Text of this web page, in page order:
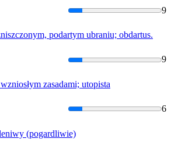
9
podartym ubraniu; obdartus.
9
zasadami; utopista
6
(pogardliwie)